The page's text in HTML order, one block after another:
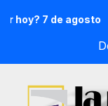
7 de agosto